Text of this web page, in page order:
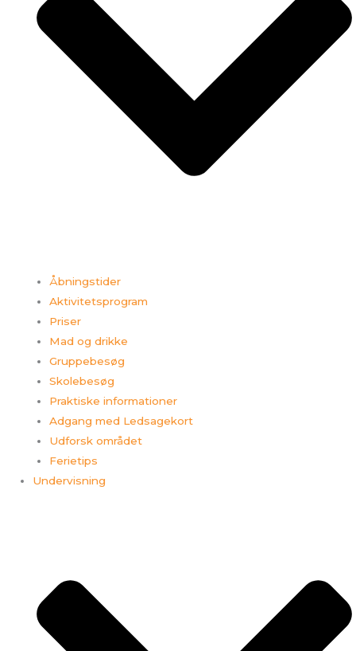
Åbningstider
Aktivitetsprogram
Priser
Mad og drikke
Gruppebesøg
Skolebesøg
Praktiske informationer
Adgang med Ledsagekort
Udforsk området
Ferietips​
Undervisning